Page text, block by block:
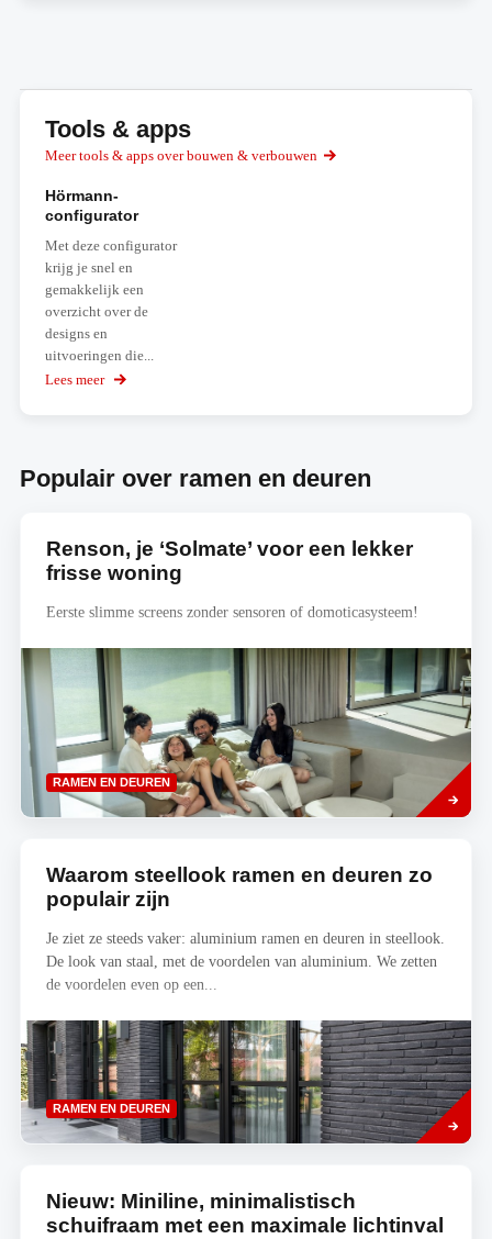
Tools & apps
Meer tools & apps over bouwen & verbouwen
Hörmann-
configurator
Met deze configurator
krijg je snel en
gemakkelijk een
overzicht over de
designs en
uitvoeringen die...
Lees meer over
Populair over ramen en deuren
Renson, je ‘Solmate’ voor een lekker
frisse woning
Eerste slimme screens zonder sensoren of domoticasysteem!
RAMEN EN DEUREN
meer
Waarom steellook ramen en deuren zo
populair zijn
Je ziet ze steeds vaker: aluminium ramen en deuren in steellook.
De look van staal, met de voordelen van aluminium. We zetten
de voordelen even op een...
RAMEN EN DEUREN
Lees
meer
Nieuw: Miniline, minimalistisch
schuifraam met een maximale lichtinval